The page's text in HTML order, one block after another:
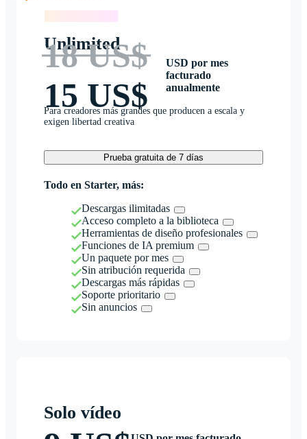
Unlimited
18 US$
15 US$
USD por mes
facturado
anualmente
Para creadores más grandes que producen a escala y
exigen libertad creativa
Prueba gratuita de 7 días
Todo en Starter, más:
Descargas ilimitadas
Acceso completo a la biblioteca
Herramientas de diseño profesionales
Funciones de IA premium
Un paquete por mes
Sin atribución requerida
Descargas más rápidas
Soporte prioritario
Sin anuncios
Solo vídeo